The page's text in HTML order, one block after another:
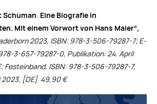
Schuman. Eine Biografie in
Mit einem Vorwort von Hans Maier“,
2023, ISBN: 978-3-506-79287-7; E-
3-657-79287-0, Publikation: 24. April
Festeinband, ISBN: 978-3-506-79287-7,
2023, [DE] 49,90 €